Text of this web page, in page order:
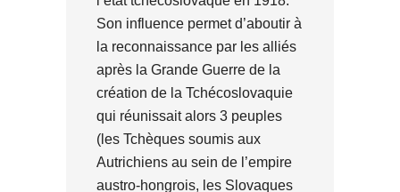
Son influence permet d’aboutir à
la reconnaissance par les alliés
après la Grande Guerre de la
création de la Tchécoslovaquie
qui réunissait alors 3 peuples
(les Tchèques soumis aux
Autrichiens au sein de l’empire
austro-hongrois, les Slovaques